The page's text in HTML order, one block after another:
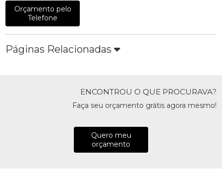
Orçamento pelo
Telefone
Páginas Relacionadas
ENCONTROU O QUE PROCURAVA?
Faça seu orçamento grátis agora mesmo!
Quero meu
orçamento